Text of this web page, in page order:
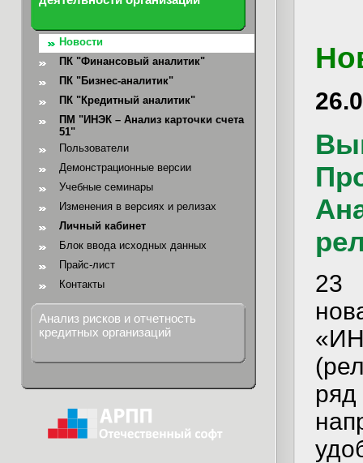
Новости
ПК "Финансовый аналитик"
ПК "Бизнес-аналитик"
ПК "Кредитный аналитик"
ПМ "ИНЭК – Анализ карточки счета
51"
Пользователи
Демонстрационные версии
Учебные семинары
Изменения в версиях и релизах
Личный кабинет
Блок ввода исходных данных
Прайс-лист
Контакты
Анализ рисков и отчетность
кредитных организаций
23